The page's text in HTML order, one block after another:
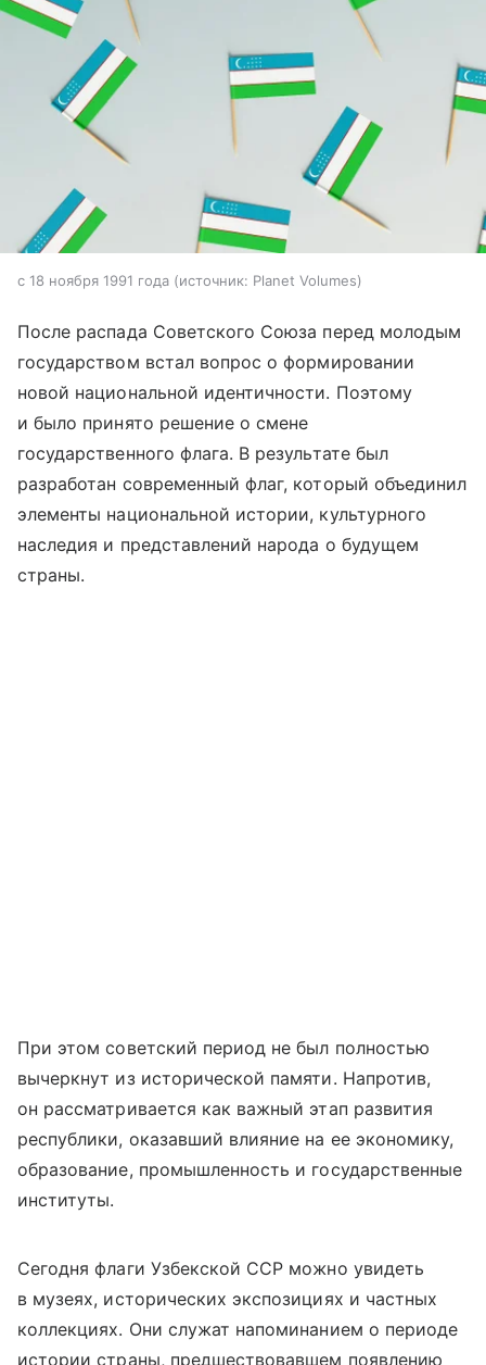
с 18 ноября 1991 года источник: Planet Volumes
После распада Советского Союза перед молодым
государством встал вопрос о формировании
новой национальной идентичности. Поэтому
и было принято решение о смене
государственного флага. В результате был
разработан современный флаг, который объединил
элементы национальной истории, культурного
наследия и представлений народа о будущем
страны.
При этом советский период не был полностью
вычеркнут из исторической памяти. Напротив,
он рассматривается как важный этап развития
республики, оказавший влияние на ее экономику,
образование, промышленность и государственные
институты.
Сегодня флаги Узбекской ССР можно увидеть
в музеях, исторических экспозициях и частных
коллекциях. Они служат напоминанием о периоде
истории страны, предшествовавшем появлению